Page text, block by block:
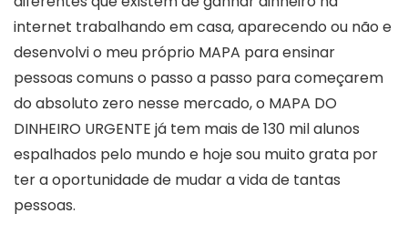
internet trabalhando em casa, aparecendo ou não e
desenvolvi o meu próprio MAPA para ensinar
pessoas comuns o passo a passo para começarem
do absoluto zero nesse mercado, o MAPA DO
DINHEIRO URGENTE já tem mais de 130 mil alunos
espalhados pelo mundo e hoje sou muito grata por
ter a oportunidade de mudar a vida de tantas
pessoas.